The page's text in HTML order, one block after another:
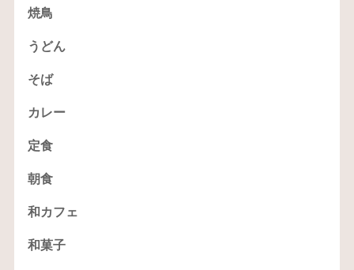
焼鳥
うどん
そば
カレー
定食
朝食
和カフェ
和菓子